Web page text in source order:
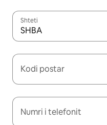
Shteti
SHBA
Kodi postar
Numri i telefonit